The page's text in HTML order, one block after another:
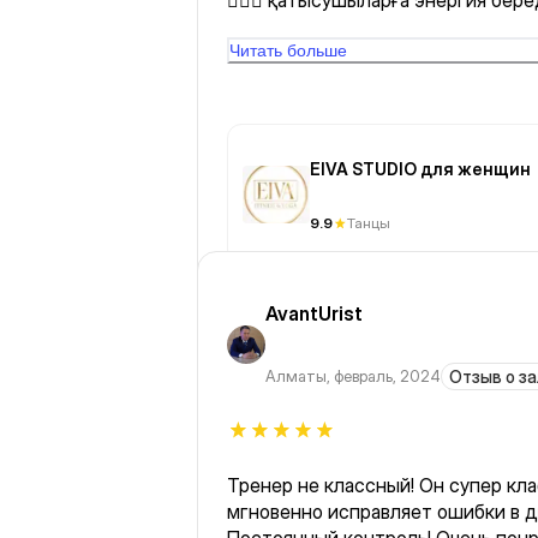
Читать больше
EIVA STUDIO для женщин
9.9 Танцы
AvantUrist
Алматы, февраль, 2024 Отзыв о
Тренер не классный! Он супер
мгновенно исправляет ошибки в